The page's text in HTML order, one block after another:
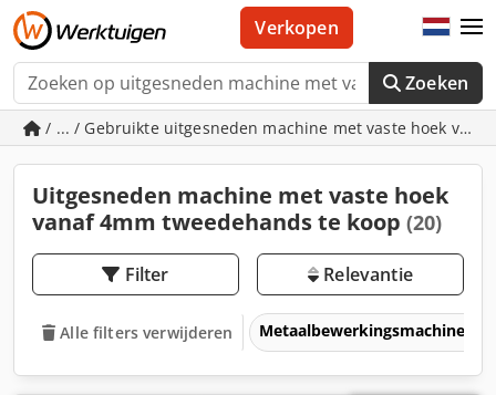
Zoeken
Verkopen
/ ... / Gebruikte uitgesneden machine met vaste hoek
Uitgesneden machine met vaste hoek
vanaf 4mm tweedehands te koop (20)
Filter Relevantie
Alle filters verwijderen Metaalbewerkingsmachines